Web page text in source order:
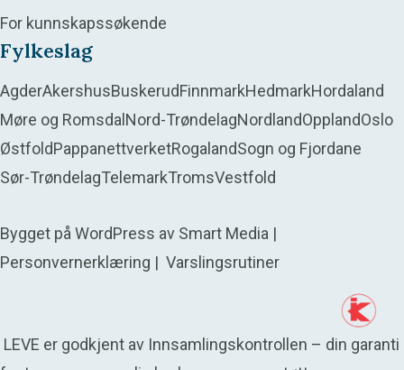
For kunnskapssøkende
Fylkeslag
AgderAkershusBuskerudFinnmarkHedmarkHordaland
Møre og Romsdal Nord-TrøndelagNordlandOpplandOslo
ØstfoldPappanettverketRogalandSogn og Fjordane
Sør-TrøndelagTelemarkTromsVestfold
Bygget på WordPress av Smart Media |
Personvernerklæring | Varslingsrutiner
LEVE er godkjent av Innsamlingskontrollen – din garanti